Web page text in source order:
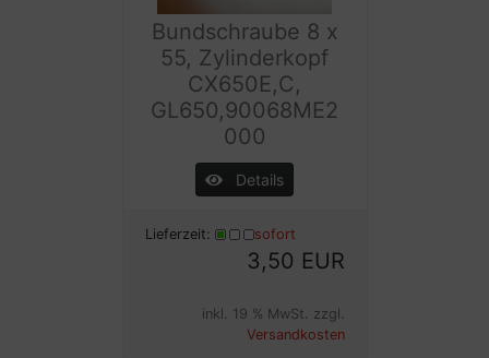
Bundschraube 8 x
55, Zylinderkopf
CX650E,C,
GL650,90068ME2
000
Details
Lieferzeit: sofort
3,50 EUR
inkl. 19 % MwSt. zzgl.
Versandkosten